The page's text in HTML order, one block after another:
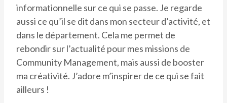
informationnelle sur ce qui se passe. Je regarde
aussi ce qu’il se dit dans mon secteur d’activité, et
dans le département. Cela me permet de
rebondir sur l’actualité pour mes missions de
Community Management, mais aussi de booster
ma créativité. J’adore m’inspirer de ce qui se fait
ailleurs !